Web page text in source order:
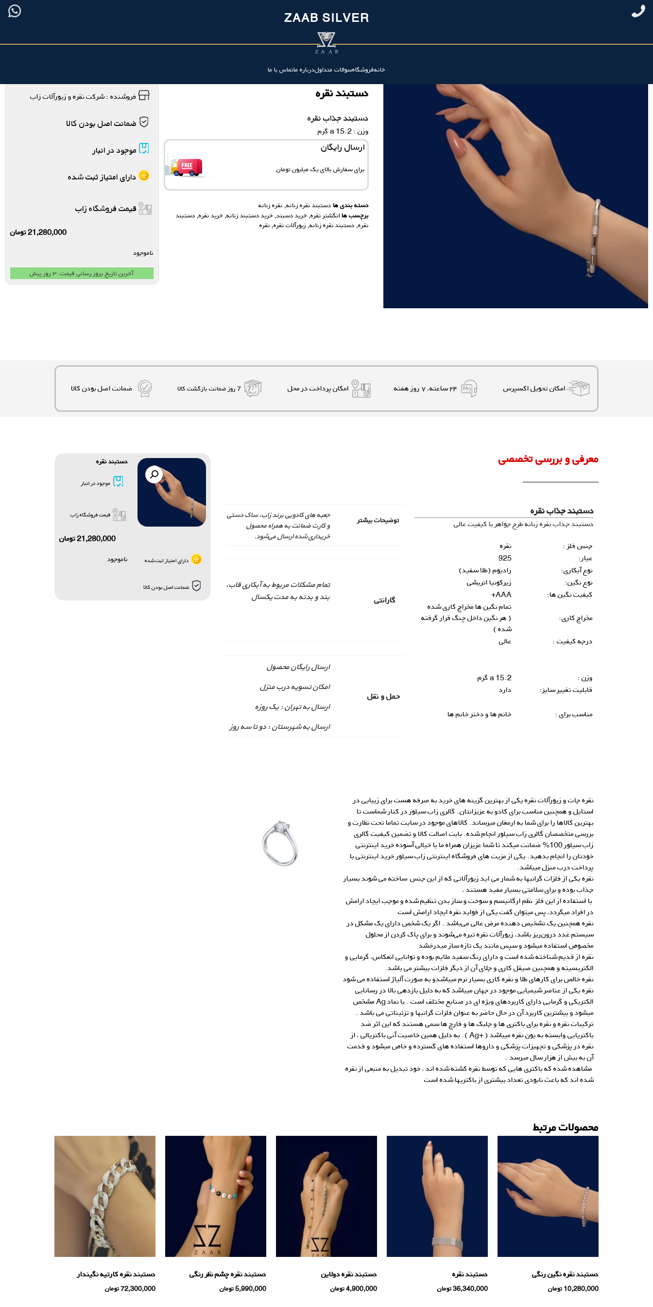
ZAAB SILVER
خانهفروشگاهسوالات متداولدرباره ماتماس با ما
خانه/
دستبند نقره
دستبند جذاب نقره
وزن : 15.2 a گرم
ارسال رایگان
برای سفارش‌ بالای یک میلیون تومان
دسته بندی ها دستبند نقره زنانه, نقره زنانه
برچسب ها انگشتر نقره, خرید دسبند, خرید دستبند زنانه, خرید نقره, دستبند
نقره, دستبند نقره زنانه, زیورآلات نقره, نقره
فروشنده : شرکت نقره و زیورآلات زاب
ضمانت اصل بودن کالا
موجود در انبار
دارای امتیاز ثبت شده
قیمت فروشگاه زاب
21,280,000تومان
ناموجود
آخرین تاریخ بروز رسانی قیمت: ۳ روز پیش
امکان تحویل اکسپرس ۲۴ ساعته، ۷ روز هفته امکان پرداخت در محل 7 روز ضمانت بازگشت کالا ضمانت اصل بودن کالا
معرفی و بررسی تخصصی
دستبند جذاب نقره
دستبند جذاب نقره زنانه طرح جواهر با کیفیت عالی
جنس فلز :
نقره
عیار:
925
نوع آبکاری:
رادیوم (طلا سفید)
نوع نگین:
زیرکونیا اتریشی
کیفیت نگین ها:
AAA+
مخراج کاری:
تمام نگین ها مخراج کاری شده
( هر نگین داخل چنگ قرار گرفته
شده )
درجه کیفیت :
عالی
وزن :
15.2 a گرم
قابلیت تغییر سایز:
دارد
مناسب برای : خانم ها و دختر خانم ها
توضیحات بیشتر
جعبه های کادویی برند زاب، ساک دستی
و کارت ضمانت به همراه محصول
خریداری شده ارسال می‌شود.
گارانتی
تمام مشکلات مربوط به آبکاری قاب،
بند و بدنه به مدت یکسال
حمل و نقل
ارسال رایگان محصول
امکان تسویه درب منزل
ارسال به تهران : یک روزه
ارسال به شهرستان : دو تا سه روز
نقره جات و زیورآلاتنقرهیکی از بهترین گزینه های خرید به صرفه هست برای زیبایی در
استایل و همچنین مناسب برای کادو به عزیزانتان. گالری زاب سیلور در کنار شماست تا
بهترین کالاها را برای شما به ارمغان میرساند. کالاهای موجود در سایت تماما تحت نظارت و
بررسی متخصصان گالری زاب سیلور انجام شده. بابت اصالت کالا و تضمین کیفیت گالری
زاب سیلور 100% ضمانت میکند تا شما عزیزان همراه ما با خیالی آسوده خرید اینترنتی
خودتان را انجام بدهید. یکی از مزیت های فروشگاه اینترنتی زاب سیلور خرید اینترنتی با
پرداخت درب منزل میباشد.
نقره یکی از فلزات گرانبها به شمار می اید زیورآلاتی که از این جنس ساخته می شوند بسیار
جذاب بوده و برای سلامتی بسیار مفید هستند ،
با استفاده از این فلز نظم ارگانیسم و سوخت و ساز بدن تنظیم شده و موجب ایجاد ارامش
در افراد میگردد، پس میتوان گفت یکی از فواید نقره ایجاد ارامش است
نقره همچنین یک تشخیص‌ دهنده‌ مرض عالی می‌باشد . اگر یک شخص دارای یک مشکل در
سیستم غدد درون‌ریز باشد، زیورآلات نقره تیره می‌شوند و برای پاک کردن از محلول
مخصوص استفاده میشود و سپس مانند یک تازه ساز میدرخشد
نقره از قدیم شناخته شده است و دارای رنگ سفید ملایم بوده و توانایی انعکاس، گرمایی و
الکتریسیته و همچنین صیقل کاری و جلای آن از دیگر فلزات بیشتر می باشد.
نقره خالص برای کارهای طلا و نقره کاری بسیار نرم میباشدو به صورت آلیاژ استفاده می شود
نقره یکی از عناصر شیمیایی موجود در جهان میباشد که به دلیل بازدهی بالا در رسانایی
الکتریکی و گرمایی دارای کاربردهای ویژه ای در صنایع مختلف است . با نماد Ag مشخص
میشود و بیشترین کاربرد آن در حال حاضر به عنوان فلزات گرانبها و تزئیناتی می باشد .
ترکیبات نقره و نقره برای باکتری ها و جلبک ها و قارچ ها سمی هستند که این اثر ضد
باکتریایی وابسته به یون نقره میباشد ( +Ag ). به دلیل همین خاصیت آنی باکتریالی ، از
نقره در پزشکی و تجهیزات پزشکی و داروها استفاده های گسترده و خاص میشود و قدمت
آن به بیش از هزار سال میرسد .
مشاهده شده که باکتری هایی که توسط نقره کشته شده اند ، خود تبدیل به منبعی از نقره
شده اند که باعث نابودی تعداد بیشتری از باکتریها شده است
دارای امتیاز ثبت شده
ضمانت اصل بودن کالا
دستبند نقره
موجود در انبار
قیمت فروشگاه زاب
21,280,000تومان
ناموجود
محصولات مرتبط
دستبند نقره نگین رنگی
10,280,000 تومان
دستبند نقره
36,340,000تومان
دستبند نقره دولاین
4,900,000تومان
دستبند نقره چشم نظر رنگی
5,990,000تومان
دستبند نقره كارتيه نگيندار
72,300,000تومان